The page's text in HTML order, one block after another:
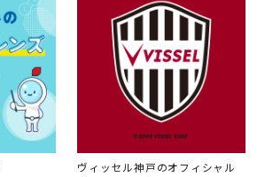
ヴィッセル神戸のオフィシャル